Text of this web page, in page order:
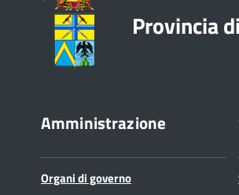
Provincia
Amministrazione
Organi di governo